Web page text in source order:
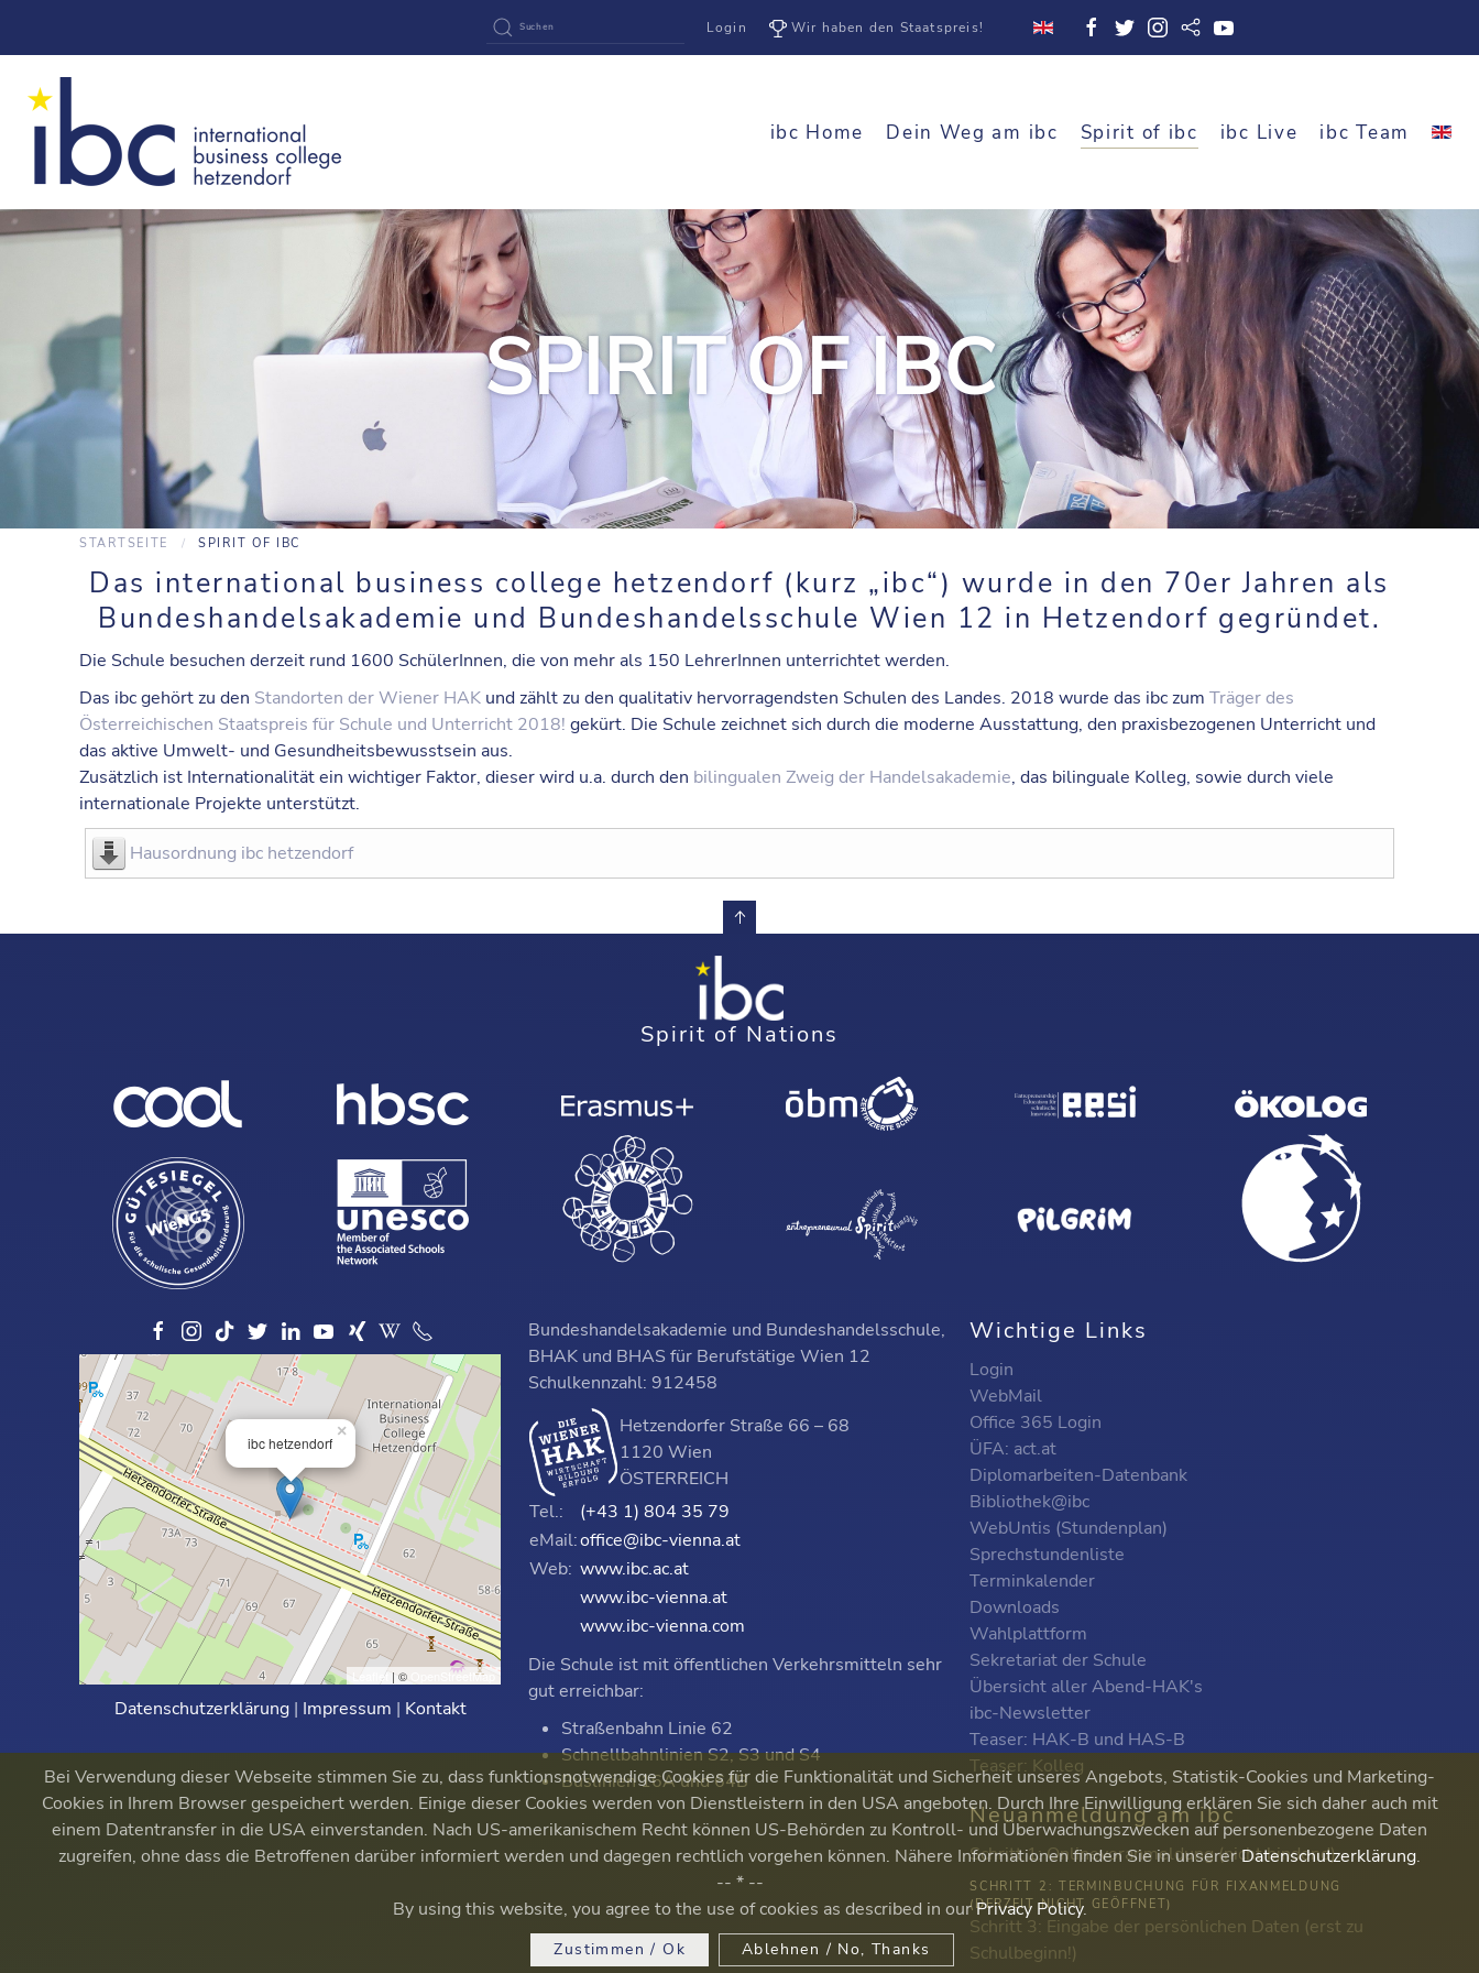
Login Wir haben den Staatspreis!
ibc Home Dein Weg am ibc Spirit of ibc ibc Live ibc Team
SPIRIT OF IBC
STARTSEITE SPIRIT OF IBC
Das international business college hetzendorf (kurz „ibc“) wurde in den 70er Jahren als
Bundeshandelsakademie und Bundeshandelsschule Wien 12 in Hetzendorf gegründet.
Die Schule besuchen derzeit rund 1600 SchülerInnen, die von mehr als 150 LehrerInnen unterrichtet werden.
Das ibcgehört zu den Standorten der Wiener HAK und zählt zu den qualitativ hervorragendsten Schulen des Landes. 2018 wurde das ibczum Träger des
Österreichischen Staatspreis für Schule und Unterricht 2018! gekürt. Die Schule zeichnet sich durch die moderne Ausstattung, den praxisbezogenen Unterricht und
das aktive Umwelt- und Gesundheitsbewusstsein aus.
Zusätzlich ist Internationalitätein wichtiger Faktor, dieser wird u.a. durch den bilingualen Zweig der Handelsakademie, das bilinguale Kolleg, sowie durch viele
internationale Projekte unterstützt.
Hausordnung ibc hetzendorf
Spirit of Nations
ibc hetzendorf
×
Leaflet | © OpenStreetMap
Datenschutzerklärung| Impressum | Kontakt
Bundeshandelsakademie und Bundeshandelsschule,
BHAK und BHAS für Berufstätige Wien 12
Schulkennzahl: 912458
Hetzendorfer Straße 66 – 68
1120 Wien
ÖSTERREICH
Tel.:
(+43 1) 804 35 79
eMail:office@ibc-vienna.at
Web: www.ibc.ac.at
www.ibc-vienna.at
www.ibc-vienna.com
Die Schule ist mit öffentlichen Verkehrsmitteln sehr
gut erreichbar:
Straßenbahn Linie 62
Schnellbahnlinien S2, S3 und S4
Buslinien 16A und 64B
Wichtige Links
Login
WebMail
Office 365 Login
ÜFA: act.at
Diplomarbeiten-Datenbank
Bibliothek@ibc
WebUntis (Stundenplan)
Sprechstundenliste
Terminkalender
Downloads
Wahlplattform
Sekretariat der Schule
Übersicht aller Abend-HAK's
ibc-Newsletter
Teaser: HAK-B und HAS-B
Teaser: Kolleg
Neuanmeldung am ibc
Schritt 1: Onlinevoranmeldung (nicht bindend)
SCHRITT 2: TERMINBUCHUNG FÜR FIXANMELDUNG
(DERZEIT NICHT GEÖFFNET)
Schritt 3: Eingabe der persönlichen Daten (erst zu
Schulbeginn!)
Bei Verwendung dieser Webseite stimmen Sie zu, dass funktionsnotwendige Cookies für die Funktionalität und Sicherheit unseres Angebots, Statistik-Cookies und Marketing-
Cookies in Ihrem Browser gespeichert werden. Einige dieser Cookies werden von Dienstleistern in den USA angeboten. Durch Ihre Einwilligung erklären Sie sich daher auch mit
einem Datentransfer in die USA einverstanden. Nach US-amerikanischem Recht können US-Behörden zu Kontroll- und Überwachungszwecken auf personenbezogene Daten
zugreifen, ohne dass die Betroffenen darüber informiert werden und dagegen rechtlich vorgehen können. Nähere Informationen finden Sie in unsererDatenschutzerklärung.
-- * --
By using this website, you agree to the use of cookies as described in ourPrivacy Policy.
Zustimmen / Ok Ablehnen / No, Thanks